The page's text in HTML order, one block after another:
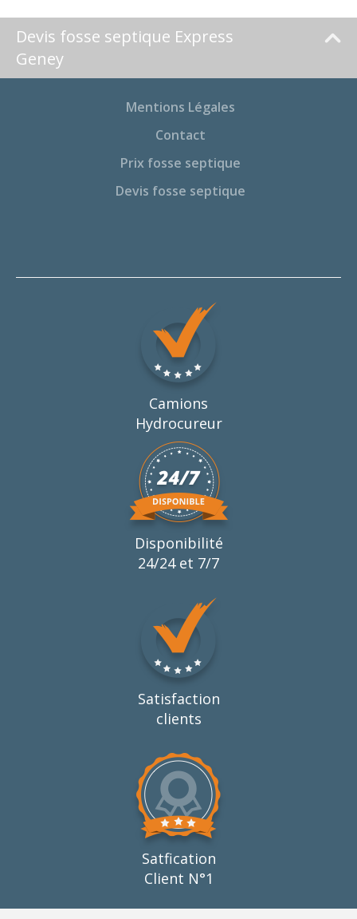
Devis fosse septique Express
Geney
Mentions Légales
Contact
Prix fosse septique
Devis fosse septique
Camions
Hydrocureur
Disponibilité
24/24 et 7/7
Satisfaction
clients
Satfication
Client N°1